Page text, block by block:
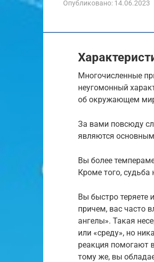
Опубликовано: 14.06.2023
Многочисленные
неугомонный
об окружающем
За вами повсюду
являются
Вы более
Кроме того, судьба
Вы быстро теряете
причем, вас часто
ангелы». Такая
или «среду», но
реакция помогают
тому же, вы